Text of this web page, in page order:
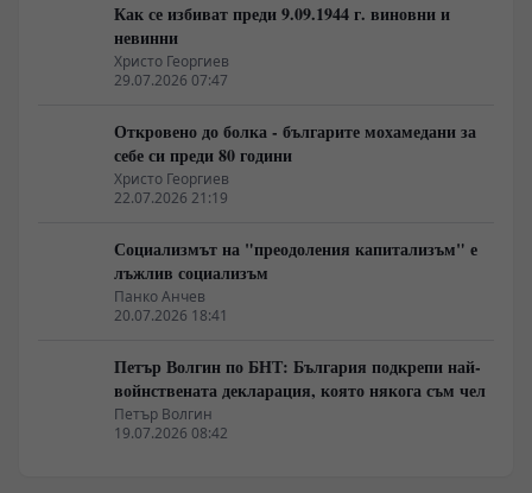
Как се избиват преди 9.09.1944 г. виновни и
невинни
Христо Георгиев
29.07.2026 07:47
Откровено до болка - българите мохамедани за
себе си преди 80 години
Христо Георгиев
22.07.2026 21:19
Социализмът на "преодоления капитализъм" е
лъжлив социализъм
Панко Анчев
20.07.2026 18:41
Петър Волгин по БНТ: България подкрепи най-
войнствената декларация, която някога съм чел
Петър Волгин
19.07.2026 08:42